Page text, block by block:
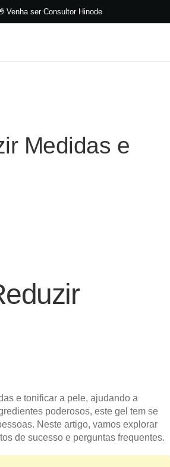
Venha ser Consultor Hinode
Medidas e
e tonificar a pele, ajudando a
poderosos, este gel tem se
Neste artigo, vamos explorar
de sucesso e perguntas frequentes.